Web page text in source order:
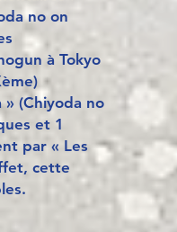
no on
à Tokyo
» (Chiyoda no
et 1
par « Les
cette